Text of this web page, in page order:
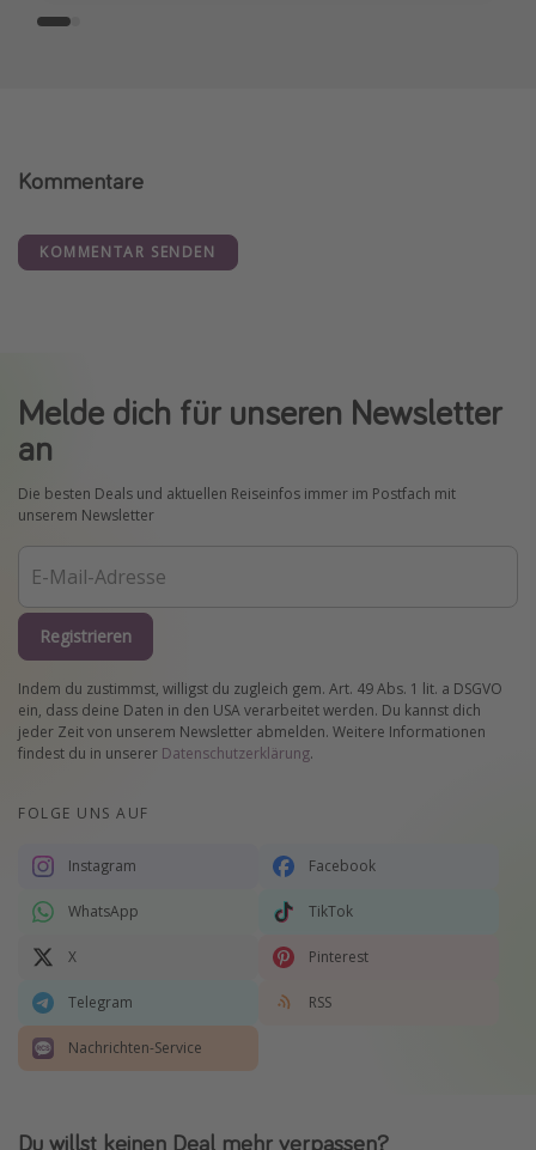
Kommentare
KOMMENTAR SENDEN
Melde dich für unseren Newsletter
an
Die besten Deals und aktuellen Reiseinfos immer im Postfach mit
unserem Newsletter
Registrieren
Indem du zustimmst, willigst du zugleich gem. Art. 49 Abs. 1 lit. a DSGVO
ein, dass deine Daten in den USA verarbeitet werden. Du kannst dich
jeder Zeit von unserem Newsletter abmelden. Weitere Informationen
findest du in unserer Datenschutzerklärung.
FOLGE UNS AUF
Instagram Facebook
WhatsApp TikTok
X Pinterest
Telegram RSS
Nachrichten-Service
Du willst keinen Deal mehr verpassen?